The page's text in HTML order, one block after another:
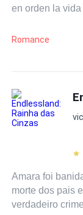
en orden la
para recordarle,
Romance
vic
Amara foi
morte dos pais
verdadeiro